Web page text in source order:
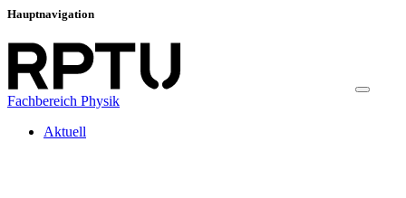
Hauptnavigation
Fachbereich Physik
Aktuell